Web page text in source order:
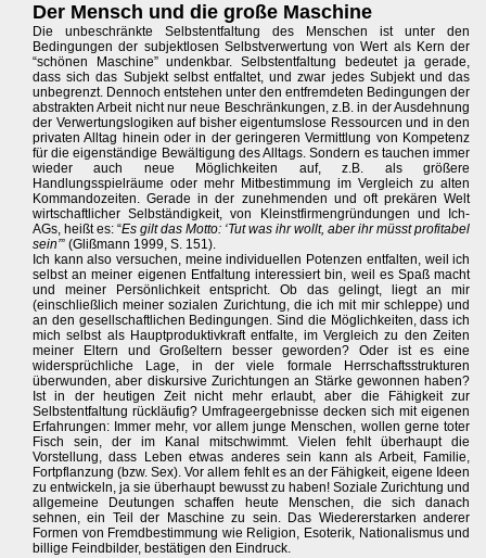
Der Mensch und die große Maschine
Die unbeschränkte Selbstentfaltung des Menschen ist unter den
Bedingungen der subjektlosen Selbstverwertung von Wert als Kern der
“schönen Maschine” undenkbar. Selbstentfaltung bedeutet ja gerade,
dass sich das Subjekt selbst entfaltet, und zwar jedes Subjekt und das
unbegrenzt. Dennoch entstehen unter den entfremdeten Bedingungen der
abstrakten Arbeit nicht nur neue Beschränkungen, z.B. in der Ausdehnung
der Verwertungslogiken auf bisher eigentumslose Ressourcen und in den
privaten Alltag hinein oder in der geringeren Vermittlung von Kompetenz
für die eigenständige Bewältigung des Alltags. Sondern es tauchen immer
wieder auch neue Möglichkeiten auf, z.B. als größere
Handlungsspielräume oder mehr Mitbestimmung im Vergleich zu alten
Kommandozeiten. Gerade in der zunehmenden und oft prekären Welt
wirtschaftlicher Selbständigkeit, von Kleinstfirmengründungen und Ich-
AGs, heißt es: “Es gilt das Motto: ‘Tut was ihr wollt, aber ihr müsst profitabel
sein’” (Glißmann 1999, S. 151).
Ich kann also versuchen, meine individuellen Potenzen entfalten, weil ich
selbst an meiner eigenen Entfaltung interessiert bin, weil es Spaß macht
und meiner Persönlichkeit entspricht. Ob das gelingt, liegt an mir
(einschließlich meiner sozialen Zurichtung, die ich mit mir schleppe) und
an den gesellschaftlichen Bedingungen. Sind die Möglichkeiten, dass ich
mich selbst als Hauptproduktivkraft entfalte, im Vergleich zu den Zeiten
meiner Eltern und Großeltern besser geworden? Oder ist es eine
widersprüchliche Lage, in der viele formale Herrschaftsstrukturen
überwunden, aber diskursive Zurichtungen an Stärke gewonnen haben?
Ist in der heutigen Zeit nicht mehr erlaubt, aber die Fähigkeit zur
Selbstentfaltung rückläufig? Umfrageergebnisse decken sich mit eigenen
Erfahrungen: Immer mehr, vor allem junge Menschen, wollen gerne toter
Fisch sein, der im Kanal mitschwimmt. Vielen fehlt überhaupt die
Vorstellung, dass Leben etwas anderes sein kann als Arbeit, Familie,
Fortpflanzung (bzw. Sex). Vor allem fehlt es an der Fähigkeit, eigene Ideen
zu entwickeln, ja sie überhaupt bewusst zu haben! Soziale Zurichtung und
allgemeine Deutungen schaffen heute Menschen, die sich danach
sehnen, ein Teil der Maschine zu sein. Das Wiedererstarken anderer
Formen von Fremdbestimmung wie Religion, Esoterik, Nationalismus und
billige Feindbilder, bestätigen den Eindruck.